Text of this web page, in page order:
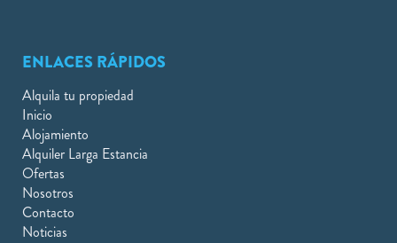
ENLACES RÁPIDOS
Alquila tu propiedad
Inicio
Alojamiento
Alquiler Larga Estancia
Ofertas
Nosotros
Contacto
Noticias